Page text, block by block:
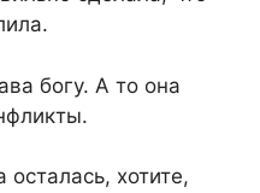
богу. А то она
хотите,